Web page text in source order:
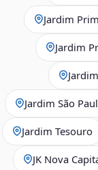
Jardim
Jardim
Jardim São
Jardim Tesouro
JK Nova